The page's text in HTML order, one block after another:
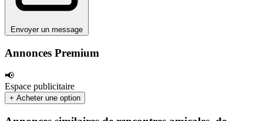
Annonces Premium
📢
Espace publicitaire
+ Acheter une option
Envoyer un message